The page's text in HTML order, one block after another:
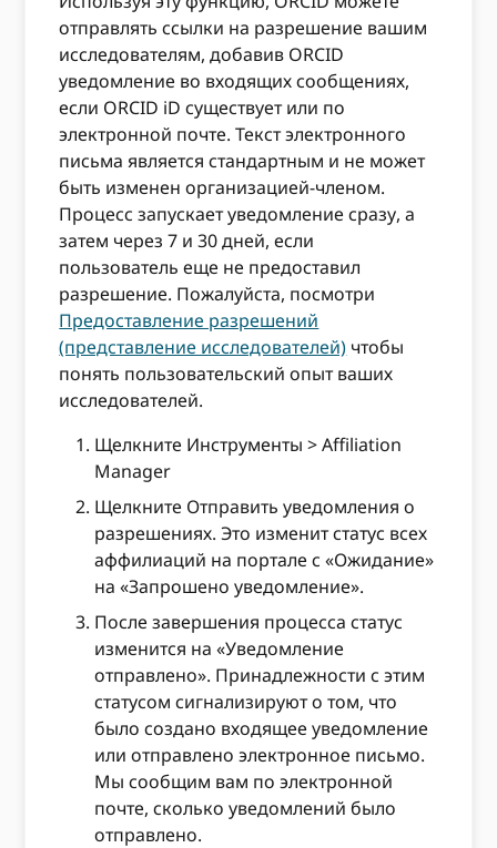
отправлять ссылки на разрешение вашим
исследователям, добавив ORCID
уведомление во входящих сообщениях,
если ORCID iD существует или по
электронной почте. Текст электронного
письма является стандартным и не может
быть изменен организацией-членом.
Процесс запускает уведомление сразу, а
затем через 7 и 30 дней, если
пользователь еще не предоставил
разрешение. Пожалуйста, посмотри
Предоставление разрешений
(представление исследователей) чтобы
понять пользовательский опыт ваших
исследователей.
Щелкните Инструменты > Affiliation
Manager
Щелкните Отправить уведомления о
разрешениях. Это изменит статус всех
аффилиаций на портале с «Ожидание»
на «Запрошено уведомление».
После завершения процесса статус
изменится на «Уведомление
отправлено». Принадлежности с этим
статусом сигнализируют о том, что
было создано входящее уведомление
или отправлено электронное письмо.
Мы сообщим вам по электронной
почте, сколько уведомлений было
отправлено.